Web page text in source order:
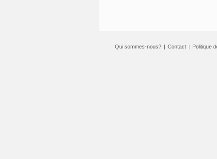
Qui sommes-nous? | Contact | Politique